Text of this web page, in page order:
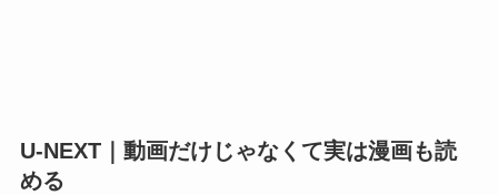
U-NEXT｜動画だけじゃなくて実は漫画も読
める